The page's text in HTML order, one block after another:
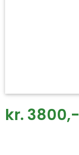
kr. 3800,-